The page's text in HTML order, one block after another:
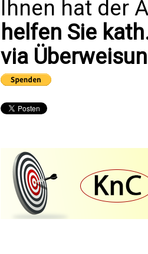
Ihnen hat der
helfen Sie
via